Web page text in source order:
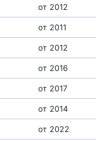
от 2012
от 2011
от 2012
от 2016
от 2017
от 2014
от 2022